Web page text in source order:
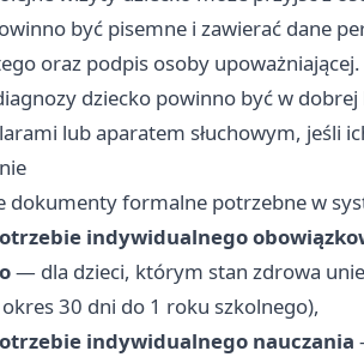
być pisemne i zawierać dane
oraz podpis osoby upoważniającej.
dziecko powinno być w
lub aparatem słuchowym, jeśli
dokumenty formalne potrzebne w
indywidualnego
— dla dzieci, którym stan zdrowa
30 dni do 1 roku szkolnego),
indywidualnego nauczania